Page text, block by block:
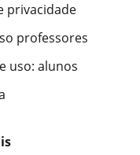
privacidade
professores
uso: alunos